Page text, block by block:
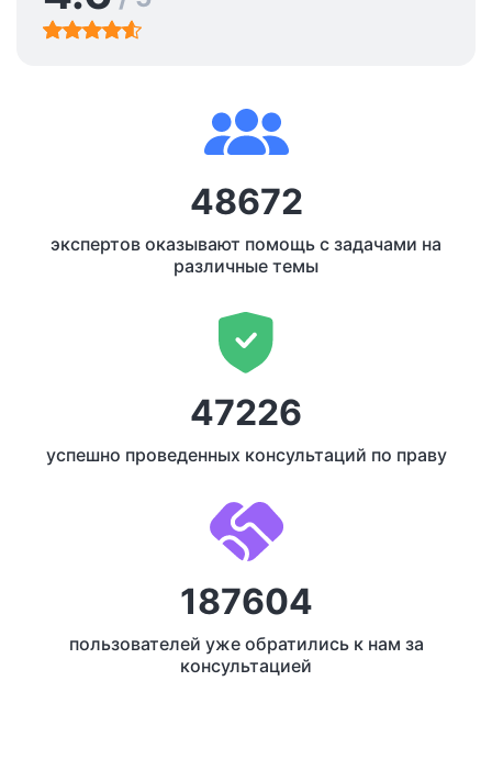
48672
экспертов оказывают помощь с задачами на
различные темы
47226
успешно проведенных консультаций по праву
187604
пользователей уже обратились к нам за
консультацией